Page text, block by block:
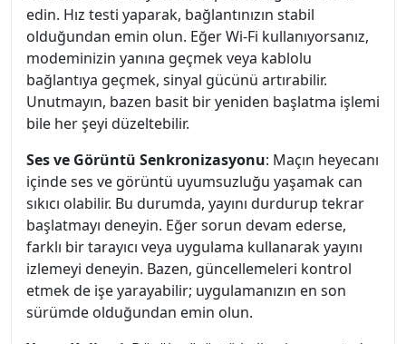
edin. Hız testi yaparak, bağlantınızın stabil
olduğundan emin olun. Eğer Wi-Fi kullanıyorsanız,
modeminizin yanına geçmek veya kablolu
bağlantıya geçmek, sinyal gücünü artırabilir.
Unutmayın, bazen basit bir yeniden başlatma işlemi
bile her şeyi düzeltebilir.
Ses ve Görüntü Senkronizasyonu: Maçın heyecanı
içinde ses ve görüntü uyumsuzluğu yaşamak can
sıkıcı olabilir. Bu durumda, yayını durdurup tekrar
başlatmayı deneyin. Eğer sorun devam ederse,
farklı bir tarayıcı veya uygulama kullanarak yayını
izlemeyi deneyin. Bazen, güncellemeleri kontrol
etmek de işe yarayabilir; uygulamanızın en son
sürümde olduğundan emin olun.